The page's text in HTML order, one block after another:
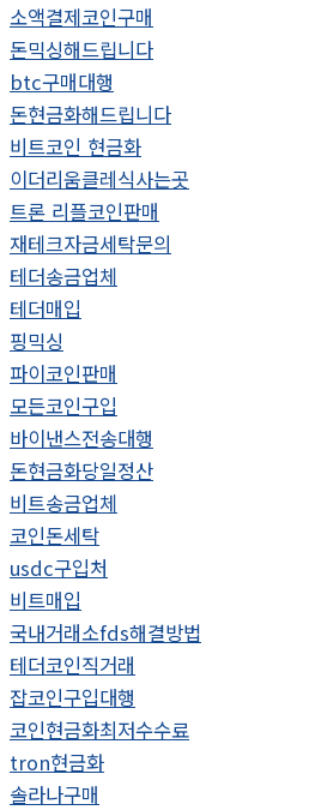
소액결제코인구매
돈믹싱해드립니다
btc구매대행
돈현금화해드립니다
비트코인 현금화
이더리움클레식사는곳
트론 리플코인판매
재테크자금세탁문의
테더송금업체
테더매입
핑믹싱
파이코인판매
모든코인구입
바이낸스전송대행
돈현금화당일정산
비트송금업체
코인돈세탁
usdc구입처
비트매입
국내거래소fds해결방법
테더코인직거래
잡코인구입대행
코인현금화최저수수료
tron현금화
솔라나구매